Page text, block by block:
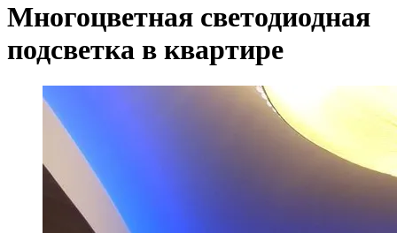
Многоцветная светодиодная
подсветка в квартире